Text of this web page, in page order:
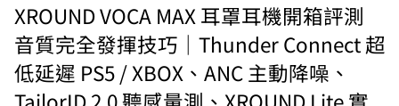
XROUND VOCA MAX 耳罩耳機開箱評測
音質完全發揮技巧｜Thunder Connect 超
低延遲 PS5 / XBOX、ANC 主動降噪、